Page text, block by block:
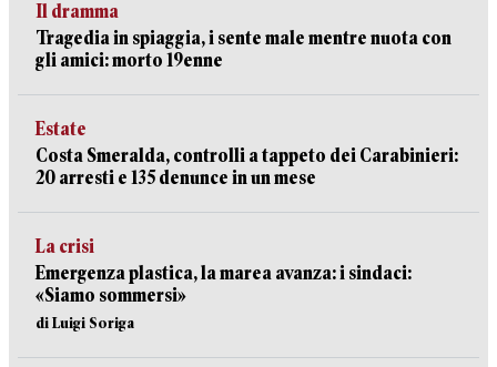
Il dramma
Tragedia in spiaggia, i sente male mentre nuota con
gli amici: morto 19enne
Estate
Costa Smeralda, controlli a tappeto dei Carabinieri:
20 arresti e 135 denunce in un mese
La crisi
Emergenza plastica, la marea avanza: i sindaci:
«Siamo sommersi»
di Luigi Soriga